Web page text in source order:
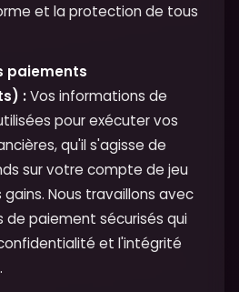
et la protection de tous
paiements
:Vos informations de
pour exécuter vos
qu'il s'agisse de
sur votre compte de jeu
Nous travaillons avec
paiement sécurisés qui
et l'intégrité